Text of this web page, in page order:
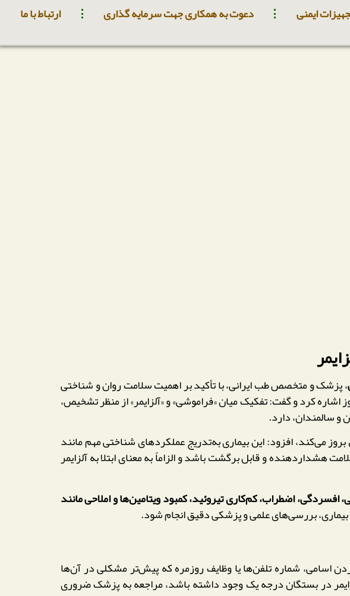
ایمنی دعوت به همکاری جهت سرمایه گذاری ارتباط با ما
، پزشک و متخصص طب ایرانی، با تأکید بر اهمیت سلامت روان و شناختی
اشاره کرد و گفت: تفکیک میان «فراموشی» و «آلزایمر» از منظر تشخیص،
و سالمندان، دارد.
هشداردهنده و قابل برگشت باشد و الزاماً به معنای ابتلا به آلزایمر
اضطراب، کم‌کاری تیروئید، کمبود ویتامین‌ها و املاحی مانند
اسامی، شماره تلفن‌ها یا وظایف روزمره که پیش‌تر مشکلی در آن‌ها
در بستگان درجه یک وجود داشته باشد، مراجعه به پزشک ضروری